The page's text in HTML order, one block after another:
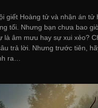
giết Hoàng tử và nhận án tử
tối. Nhưng bạn chưa bao
là âm mưu hay sự xui xẻo?
trả lời. Nhưng trước tiên,
ra…